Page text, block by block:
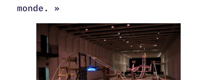
monde. »